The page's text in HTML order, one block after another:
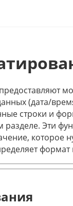
(дата/
строки и
разделе. Эти
которое
формат